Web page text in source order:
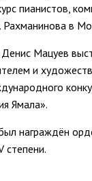
пианистов,
в
Мацуев
и
Ямала».
награждён
степени.